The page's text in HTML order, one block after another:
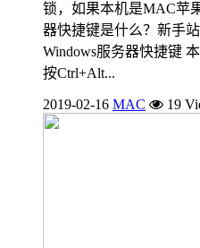
锁，如果本机是MAC苹
器快捷键是什么？新手
Windows服务器快捷键
按Ctrl+Alt...
2019-02-16 MAC 19